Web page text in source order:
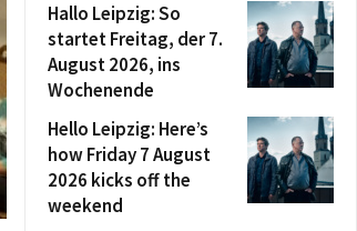
Hallo Leipzig: So
startet Freitag, der 7.
August 2026, ins
Wochenende
Hello Leipzig: Here’s
how Friday 7 August
2026 kicks off the
weekend